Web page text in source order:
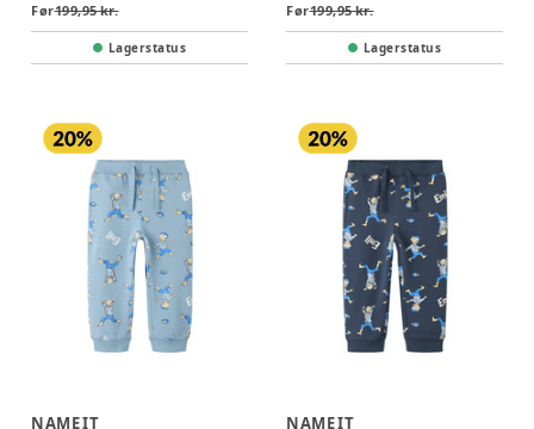
Før199,95 kr.
Lagerstatus
Før199,95 kr.
Lagerstatus
NAME IT
NAME IT